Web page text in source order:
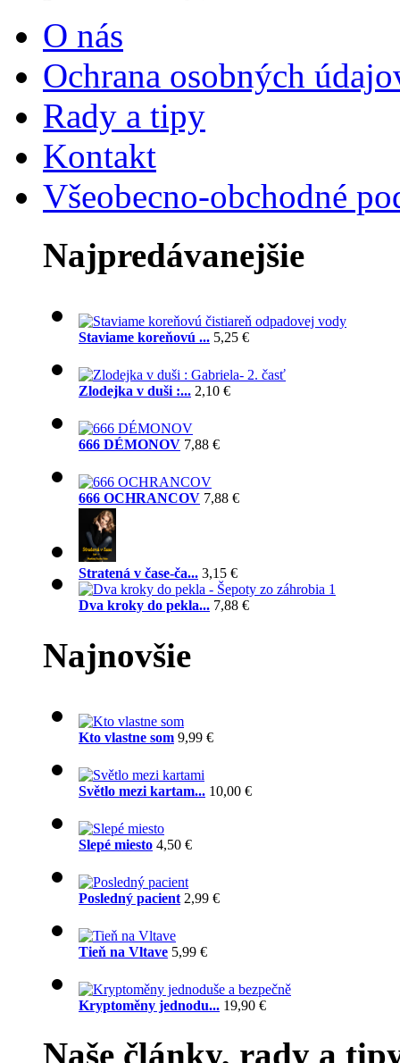
O nás
Ochrana osobných
Rady a tipy
Kontakt
Všeobecno-obchodné
Najpredávanejšie
Staviame koreňovú ... 5,25 €
Zlodejka v duši :... 2,10 €
666 DÉMONOV 7,88 €
666 OCHRANCOV 7,88 €
Stratená v čase-ča... 3,15 €
Dva kroky do pekla... 7,88 €
Najnovšie
Kto vlastne som 9,99 €
Světlo mezi kartam... 10,00 €
Slepé miesto 4,50 €
Posledný pacient 2,99 €
Tieň na Vltave 5,99 €
Kryptoměny jednodu... 19,90 €
Naše články, rady a